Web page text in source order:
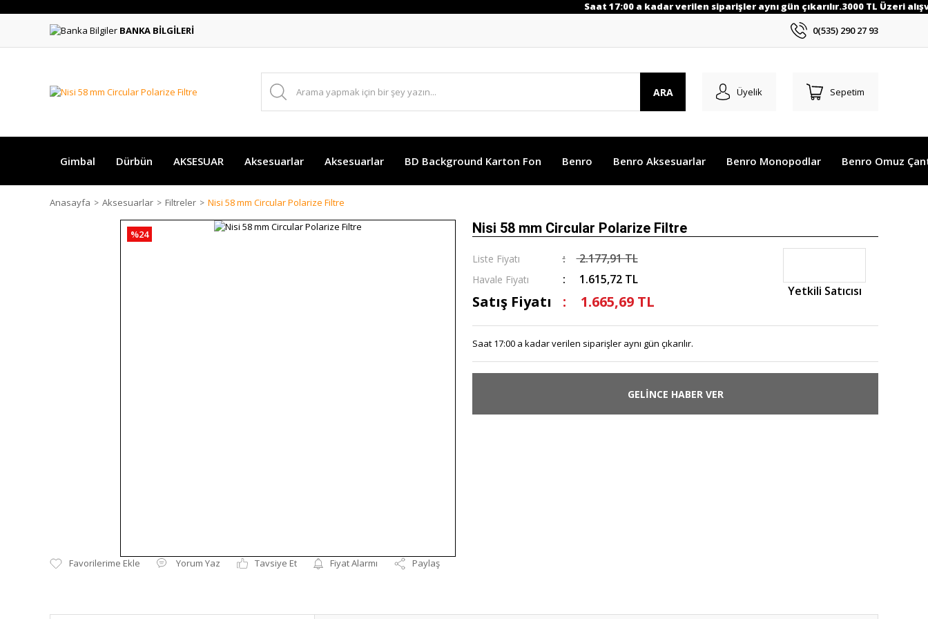
Saat 17:00 a kadar verilen siparişler aynı gün çıkarılır.3000 TL Üzeri
BANKA BİLGİLERİ
0(535) 290 27 93
ARA Üyelik Sepetim
Gimbal Dürbün AKSESUAR Aksesuarlar Aksesuarlar BD Background Karton Fon Benro Benro Aksesuarlar Benro Monopodlar Benro Omuz
Anasayfa Aksesuarlar Filtreler Nisi 58 mm Circular Polarize Filtre
%24
Yorum Yaz Tavsiye Et Fiyat Alarmı Paylaş
Nisi 58 mm Circular Polarize Filtre
Liste Fiyatı 2.177,91 TL
Havale Fiyatı 1.615,72 TL
Satış Fiyatı 1.665,69 TL
Yetkili Satıcısı
Saat 17:00 a kadar verilen siparişler aynı gün çıkarılır.
GELİNCE HABER VER